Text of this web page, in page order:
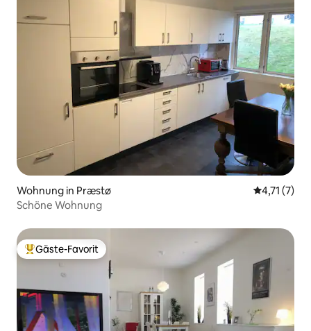
Wohnung in Præstø
4,71 (7)
Schöne Wohnung
Beliebter Gäste-Favorit.
Gäste-Favorit